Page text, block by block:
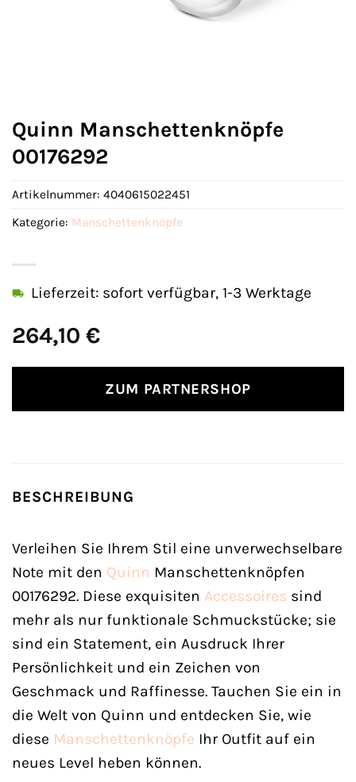
Quinn Manschettenknöpfe
00176292
264,10 €
Lieferzeit: sofort verfügbar, 1-3 Werktage
ZUM PARTNERSHOP
Artikelnummer: 4040615022451
Kategorie: Manschettenknöpfe
BESCHREIBUNG
Verleihen Sie Ihrem Stil eine unverwechselbare
Note mit den Quinn Manschettenknöpfen
00176292. Diese exquisiten Accessoires sind
mehr als nur funktionale Schmuckstücke; sie
sind ein Statement, ein Ausdruck Ihrer
Persönlichkeit und ein Zeichen von
Geschmack und Raffinesse. Tauchen Sie ein in
die Welt von Quinn und entdecken Sie, wie
diese Manschettenknöpfe Ihr Outfit auf ein
neues Level heben können.